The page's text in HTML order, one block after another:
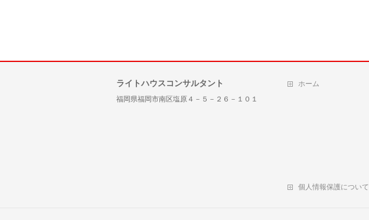
ライトハウスコンサルタント
福岡県福岡市南区塩原４－５－２６－１０１
ホーム
個人情報保護について